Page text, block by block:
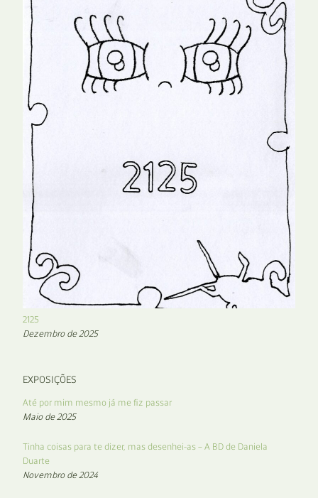
2125
Dezembro de 2025
EXPOSIÇÕES
Até por mim mesmo já me fiz passar
Maio de 2025
Tinha coisas para te dizer, mas desenhei-as – A BD de Daniela
Duarte
Novembro de 2024